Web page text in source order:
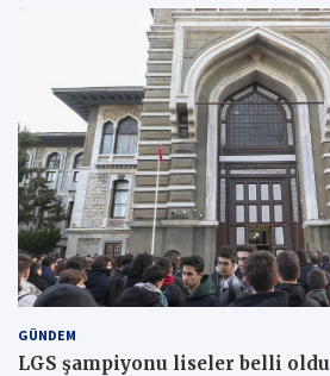
GÜNDEM
LGS şampiyonu liseler belli oldu